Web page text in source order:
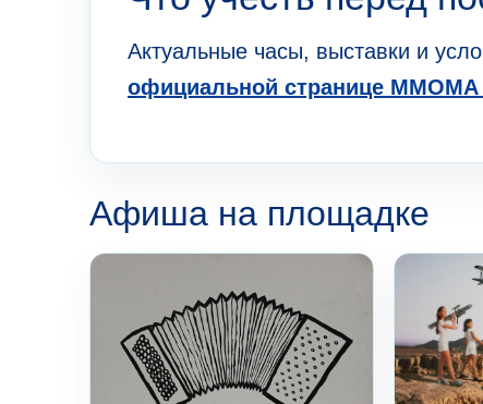
Актуальные часы, выставки и
официальной странице ММОМА
Афиша на площадке